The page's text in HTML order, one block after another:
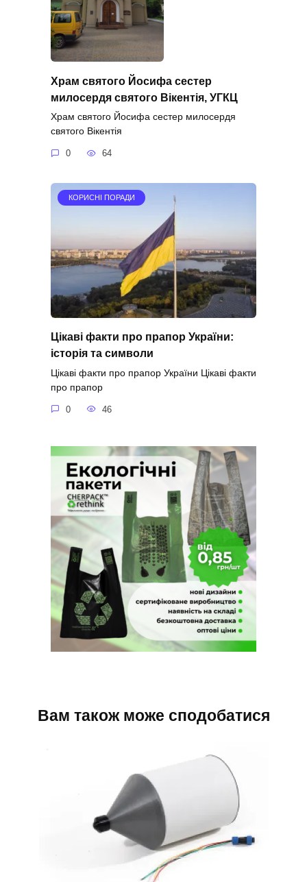
Храм святого Йосифа сестер
милосердя святого Вікентія, УГКЦ
Храм святого Йосифа сестер милосердя
святого Вікентія
0 64
КОРИСНІ ПОРАДИ
Цікаві факти про прапор України:
історія та символи
Цікаві факти про прапор України Цікаві факти
про прапор
0 46
Вам також може сподобатися